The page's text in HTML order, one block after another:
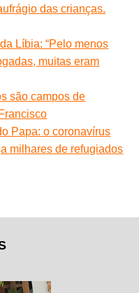
das crianças.
Líbia: “Pelo menos
muitas eram
são campos de
Papa: o coronavírus
milhares de refugiados